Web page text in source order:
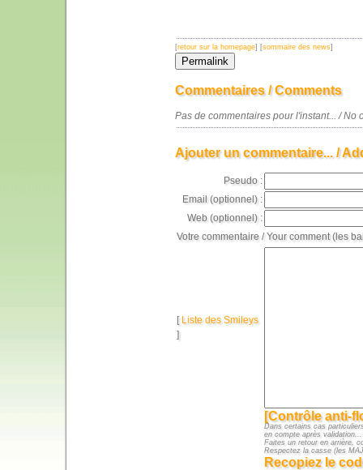
[retour sur la homepage] [sommaire des news]
Commentaires / Comments
Pas de commentaires pour l'instant... / No
Ajouter un commentaire... /
Pseudo :
Email (optionnel) :
Web (optionnel) :
Votre commentaire / Your comment (les
[ Liste des Smileys
]
[Contrôle anti-
Dans certains cas
en compte après
Faites un retour en arrière,
Respectez la casse (les
Recopiez le